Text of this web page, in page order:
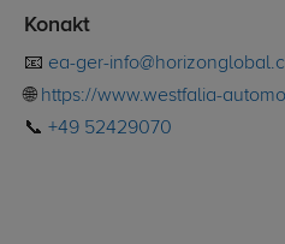
Konakt
📧 ea-ger-
🌐 https://www.westfalia-
📞 +49 52429070